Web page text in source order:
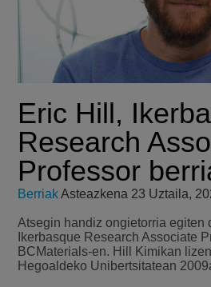
Eric Hill,
Research
Professor
BerriakAsteazkena 23 Uztaila,
Atsegin handiz ongietorria egiten
Ikerbasque Research Associate
BCMaterials-en. Hill Kimikan
Hegoaldeko Unibertsitatean